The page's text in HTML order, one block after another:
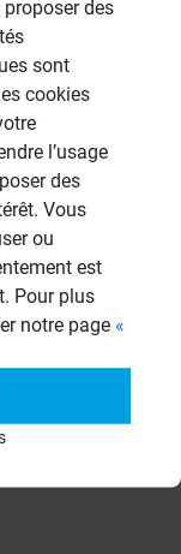
question
étagère
est-elle
?
retour, avant
proposer des
sont
cookies
l’usage
des
Vous
ou
est
Pour plus
notre page «